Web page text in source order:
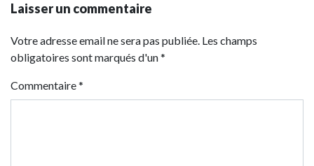
Laisser un commentaire
Votre adresse email ne sera pas publiée. Les champs
obligatoires sont marqués d'un *
Commentaire*